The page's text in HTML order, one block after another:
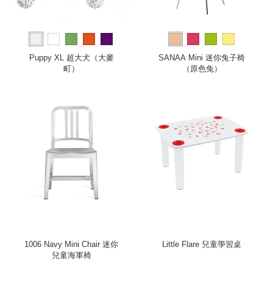
Puppy XL 超大犬（大麥
町）
SANAA Mini 迷你兔子椅
（原色兔）
1006 Navy Mini Chair 迷你
兒童海軍椅
Little Flare 兒童學習桌